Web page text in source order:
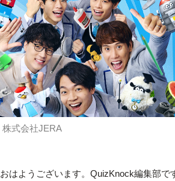
株式会社JERA
おはようございます。QuizKnock編集部で